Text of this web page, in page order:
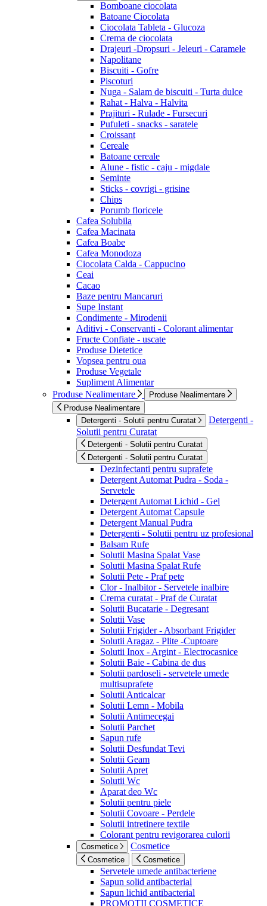
Bomboane ciocolata
Batoane Ciocolata
Ciocolata Tableta - Glucoza
Crema de ciocolata
Drajeuri -Dropsuri - Jeleuri - Caramele
Napolitane
Biscuiti - Gofre
Piscoturi
Nuga - Salam de biscuiti - Turta dulce
Rahat - Halva - Halvita
Prajituri - Rulade - Fursecuri
Pufuleti - snacks - saratele
Croissant
Cereale
Batoane cereale
Alune - fistic - caju - migdale
Seminte
Sticks - covrigi - grisine
Chips
Porumb floricele
Cafea Solubila
Cafea Macinata
Cafea Boabe
Cafea Monodoza
Ciocolata Calda - Cappucino
Ceai
Cacao
Baze pentru Mancaruri
Supe Instant
Condimente - Mirodenii
Aditivi - Conservanti - Colorant alimentar
Fructe Confiate - uscate
Produse Dietetice
Vopsea pentru oua
Produse Vegetale
Supliment Alimentar
Produse Nealimentare
Produse Nealimentare
Produse Nealimentare
Detergenti - Solutii pentru Curatat
Detergenti -
Solutii pentru Curatat
Detergenti - Solutii pentru Curatat
Detergenti - Solutii pentru Curatat
Dezinfectanti pentru suprafete
Detergent Automat Pudra - Soda -
Servetele
Detergent Automat Lichid - Gel
Detergent Automat Capsule
Detergent Manual Pudra
Detergenti - Solutii pentru uz profesional
Balsam Rufe
Solutii Masina Spalat Vase
Solutii Masina Spalat Rufe
Solutii Pete - Praf pete
Clor - Inalbitor - Servetele inalbire
Crema curatat - Praf de Curatat
Solutii Bucatarie - Degresant
Solutii Vase
Solutii Frigider - Absorbant Frigider
Solutii Aragaz - Plite -Cuptoare
Solutii Inox - Argint - Electrocasnice
Solutii Baie - Cabina de dus
Solutii pardoseli - servetele umede
multisuprafete
Solutii Anticalcar
Solutii Lemn - Mobila
Solutii Antimecegai
Solutii Parchet
Sapun rufe
Solutii Desfundat Tevi
Solutii Geam
Solutii Apret
Solutii Wc
Aparat deo Wc
Solutii pentru piele
Solutii Covoare - Perdele
Solutii intretinere textile
Colorant pentru revigorarea culorii
Cosmetice Cosmetice
Cosmetice Cosmetice
Servetele umede antibacteriene
Sapun solid antibacterial
Sapun lichid antibacterial
PROMOTII COSMETICE